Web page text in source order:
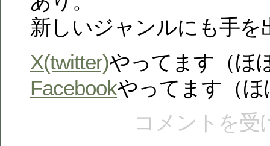
新しいジャンルにも手を
X(twitter)やってます（ほ
Facebookやってます（
コメントを受